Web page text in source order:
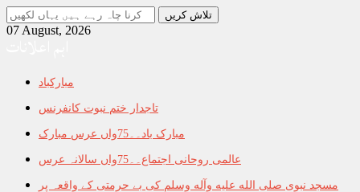
جو
تلاش
یہاں
07 August, 2026
اہم اعلانات
مبارکباد
تاجدار ختم نبوت کانفرنس
مبارک باد۔۔75واں عرس مبارک
عالمی روحانی اجتماع۔۔75واں سالانہ عرس
مسجد نبوی صلى الله عليه وآله وسلم کی بے حرمتی کے واقعہ پر